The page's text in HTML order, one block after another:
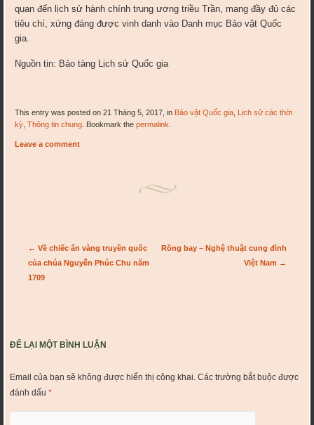
quan đến lịch sử hành chính trung ương triều Trần, mang đầy đủ các
tiêu chí, xứng đáng được vinh danh vào Danh mục Bảo vật Quốc
gia.
Nguồn tin: Bảo tàng Lịch sử Quốc gia
This entry was posted on 21 Tháng 5, 2017, in Bảo vật Quốc gia Lịch sử các thời
kỳ ,Thông tin chung . Bookmark thepermalink
Leave a comment
Post navigation
← Về chiếc ấn vàng truyền quốc
của chúa Nguyễn Phúc Chu năm
1709
Rồng bay – Nghệ thuật cung đình
Việt Nam →
ĐỂ LẠI MỘT BÌNH LUẬN
Email của bạn sẽ không được hiển thị công khai. Các trường bắt buộc được
đánh dấu *